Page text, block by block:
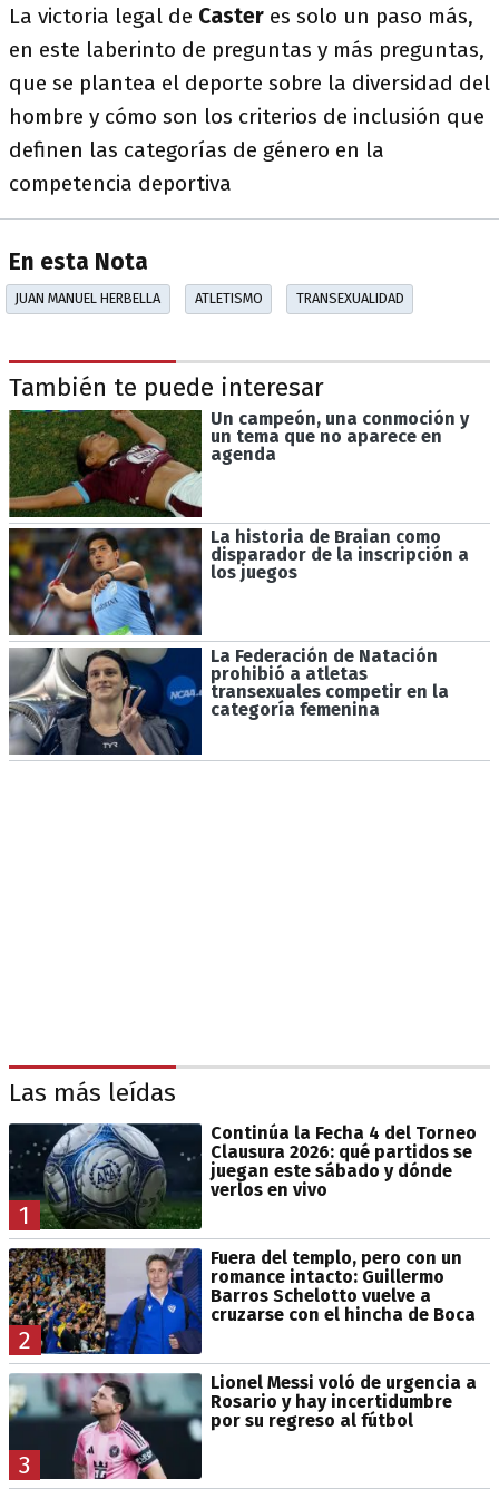
La victoria legal de Caster es solo un paso más,
en este laberinto de preguntas y más preguntas,
que se plantea el deporte sobre la diversidad del
hombre y cómo son los criterios de inclusión que
definen las categorías de género en la
competencia deportiva
En esta Nota
JUAN MANUEL HERBELLA ATLETISMO TRANSEXUALIDAD
También te puede interesar
Un campeón, una conmoción y
un tema que no aparece en
agenda
La historia de Braian como
disparador de la inscripción a
los juegos
La Federación de Natación
prohibió a atletas
transexuales competir en la
categoría femenina
Las más leídas
1
Continúa la Fecha 4 del Torneo
Clausura 2026: qué partidos se
juegan este sábado y dónde
verlos en vivo
2
Fuera del templo, pero con un
romance intacto: Guillermo
Barros Schelotto vuelve a
cruzarse con el hincha de Boca
3
Lionel Messi voló de urgencia a
Rosario y hay incertidumbre
por su regreso al fútbol